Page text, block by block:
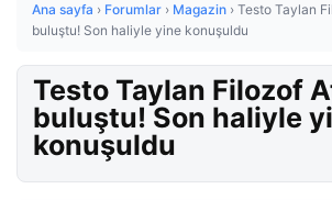
Ana sayfa › Forumlar › Magazin › Testo Taylan
buluştu! Son haliyle yine konuşuldu
Testo Taylan Filozof
buluştu! Son haliyle
konuşuldu